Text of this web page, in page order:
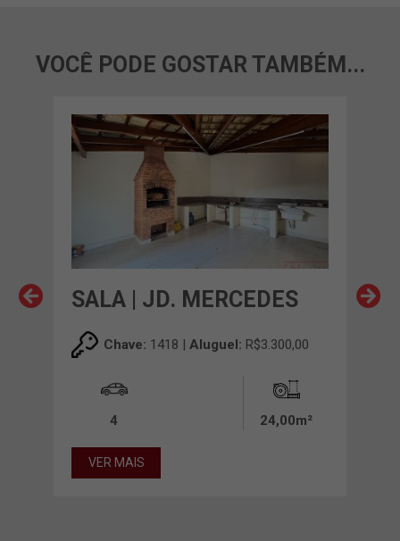
VOCÊ PODE GOSTAR TAMBÉM...
SALA | JD. MERCEDES
Chave: 1418 | Aluguel: R$3.300,00
4 24,00m²
VER MAIS